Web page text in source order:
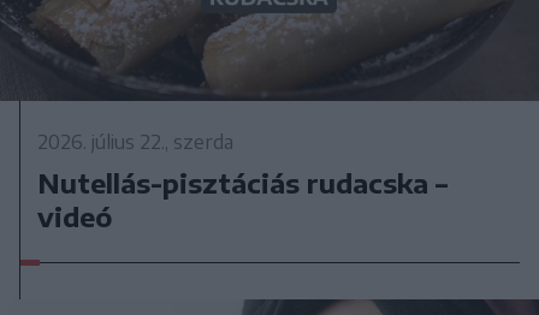
2026. július 22., szerda
Nutellás-pisztáciás rudacska –
videó